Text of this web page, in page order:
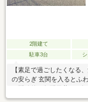
2階建て
駐車3台
【素足で過ごしたくなる
の安らぎ 玄関を入るとふ
に変えてくれます。自由